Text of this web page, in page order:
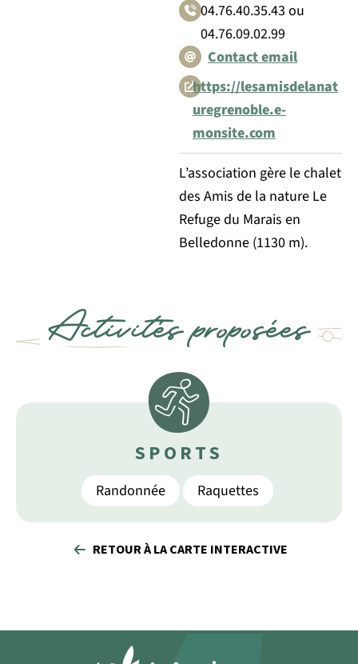
04.76.40.35.43 ou
04.76.09.02.99
Contact email
https://lesamisdelanat
uregrenoble.e-
monsite.com
L’association gère le chalet
des Amis de la nature Le
Refuge du Marais en
Belledonne (1130 m).
Activités proposées
SPORTS
Randonnée Raquettes
RETOUR À LA CARTE INTERACTIVE